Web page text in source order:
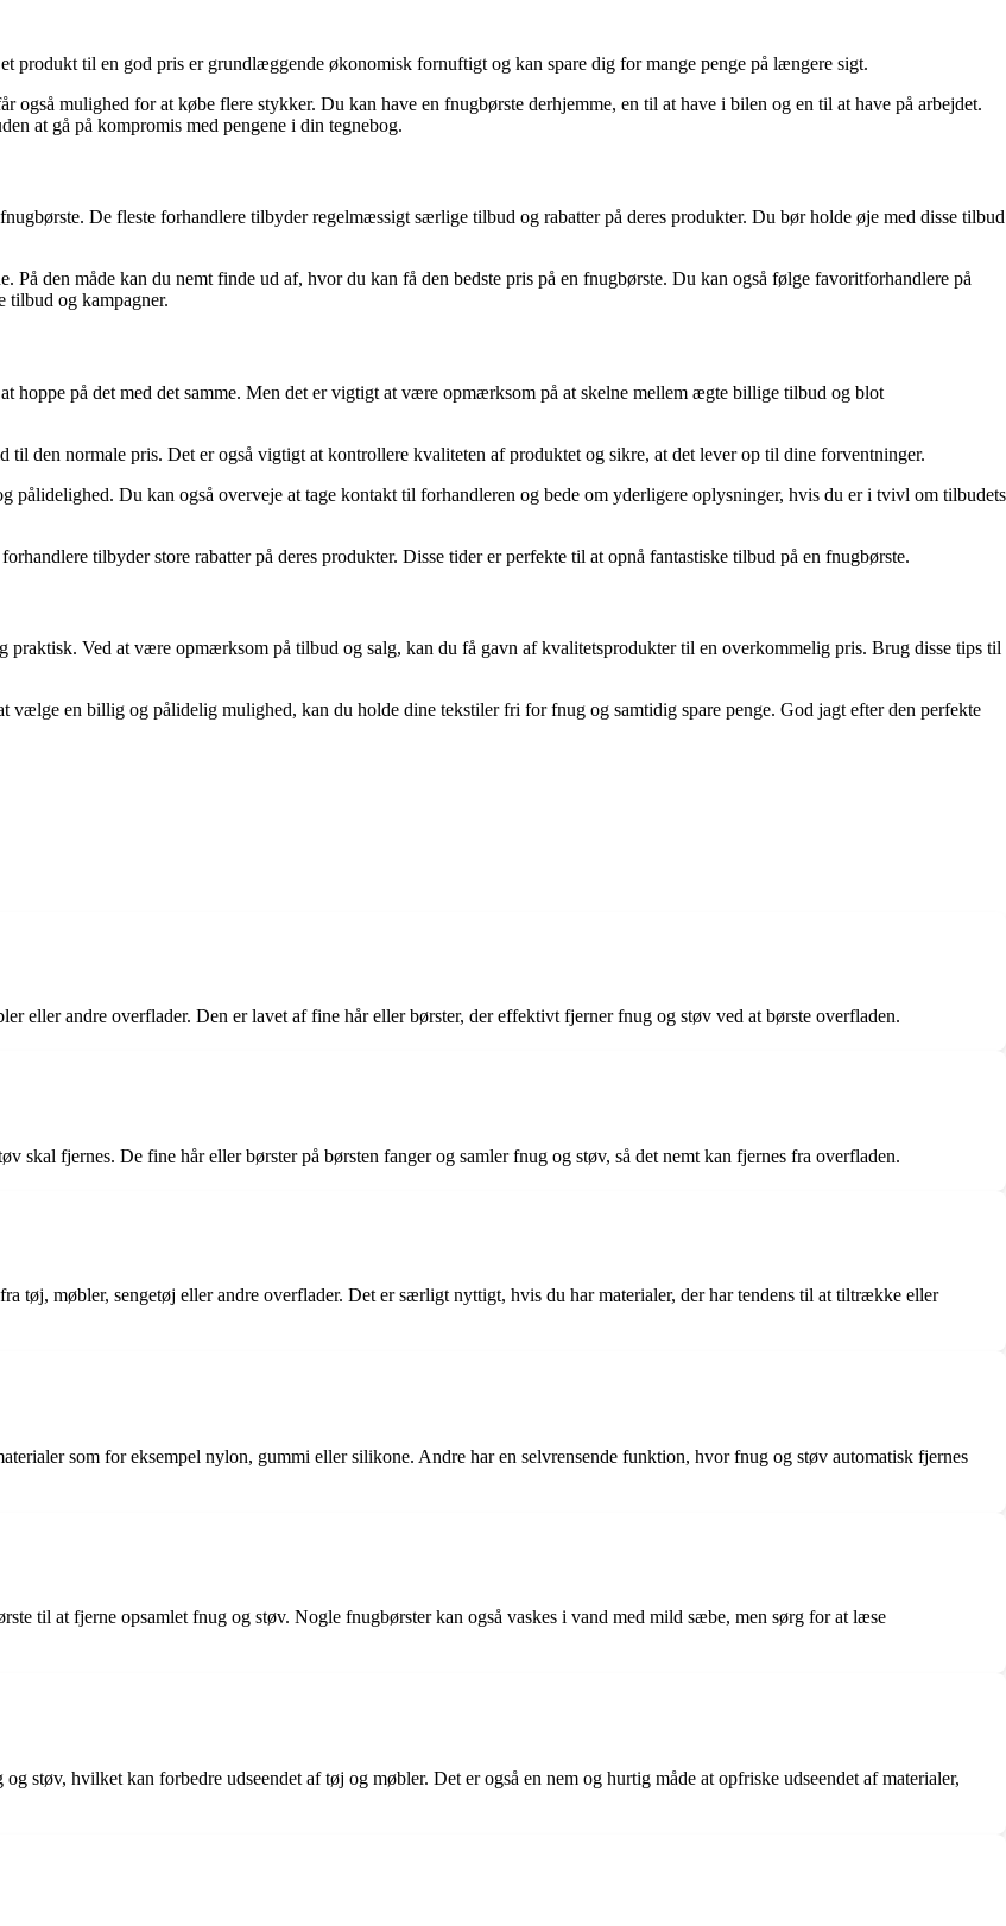
produkt til en god pris er grundlæggende økonomisk fornuftigt og kan spare dig for mange penge på længere sigt.
mulighed for at købe flere stykker. Du kan have en fnugbørste derhjemme, en til at have i bilen og en til at have på arbejdet.
at gå på kompromis med pengene i din tegnebog.
De fleste forhandlere tilbyder regelmæssigt særlige tilbud og rabatter på deres produkter. Du bør holde øje med disse tilbud
På den måde kan du nemt finde ud af, hvor du kan få den bedste pris på en fnugbørste. Du kan også følge favoritforhandlere på
tilbud og kampagner.
på det med det samme. Men det er vigtigt at være opmærksom på at skelne mellem ægte billige tilbud og blot
den normale pris. Det er også vigtigt at kontrollere kvaliteten af produktet og sikre, at det lever op til dine forventninger.
pålidelighed. Du kan også overveje at tage kontakt til forhandleren og bede om yderligere oplysninger, hvis du er i tvivl om tilbudets
tilbyder store rabatter på deres produkter. Disse tider er perfekte til at opnå fantastiske tilbud på en fnugbørste.
Ved at være opmærksom på tilbud og salg, kan du få gavn af kvalitetsprodukter til en overkommelig pris. Brug disse tips til
vælge en billig og pålidelig mulighed, kan du holde dine tekstiler fri for fnug og samtidig spare penge. God jagt efter den perfekte
eller andre overflader. Den er lavet af fine hår eller børster, der effektivt fjerner fnug og støv ved at børste overfladen.
skal fjernes. De fine hår eller børster på børsten fanger og samler fnug og støv, så det nemt kan fjernes fra overfladen.
tøj, møbler, sengetøj eller andre overflader. Det er særligt nyttigt, hvis du har materialer, der har tendens til at tiltrække eller
som for eksempel nylon, gummi eller silikone. Andre har en selvrensende funktion, hvor fnug og støv automatisk fjernes
til at fjerne opsamlet fnug og støv. Nogle fnugbørster kan også vaskes i vand med mild sæbe, men sørg for at læse
støv, hvilket kan forbedre udseendet af tøj og møbler. Det er også en nem og hurtig måde at opfriske udseendet af materialer,